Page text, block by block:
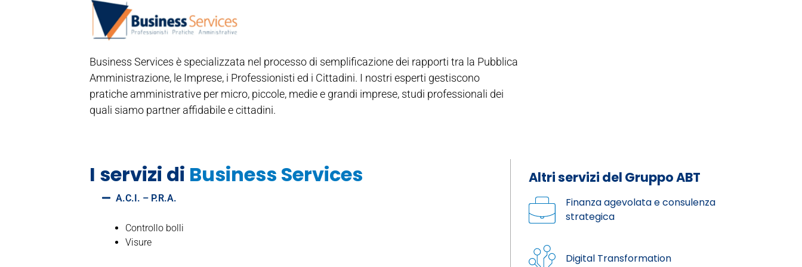
Business Services è specializzata nel processo di semplificazione dei rapporti tra la Pubblica
Amministrazione, le Imprese, i Professionisti ed i Cittadini. I nostri esperti gestiscono
pratiche amministrative per micro, piccole, medie e grandi imprese, studi professionali dei
quali siamo partner affidabile e cittadini.
I servizi di Business Services
A.C.I. – P.R.A.
Controllo bolli
Visure
Altri servizi del Gruppo ABT
Finanza agevolata e consulenza
strategica
Digital Transformation